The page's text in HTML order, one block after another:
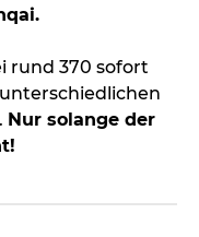
rund 370 sofort
Nur solange der